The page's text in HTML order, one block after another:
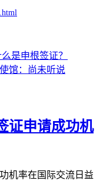
是申根签证？
馆：尚未听说
证申请成功机
机率在国际交流日益